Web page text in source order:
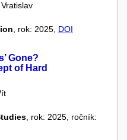
, rok: 2025, DOI
Gone?
of Hard
, rok: 2025, ročník: